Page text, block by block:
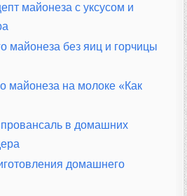
майонеза с уксусом и
майонеза без яиц и горчицы
майонеза на молоке «Как
в домашних
домашнего